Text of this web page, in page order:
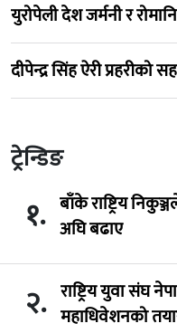
युरोपेली देश जर्मनी र
दीपेन्द्र सिंह ऐरी प्रहरीको
ट्रेन्डिङ
१. बाँके राष्ट्रिय
अघि बढाए
२. राष्ट्रिय युवा संघ
महाधिवेशनको